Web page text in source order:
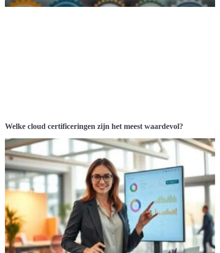
Welke cloud certificeringen zijn het meest waardevol?